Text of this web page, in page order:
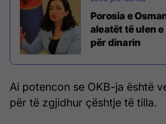
Porosia e
aleatët të ulen
për dinarin
Ai potencon se OKB-ja është
për të zgjidhur çështje të tilla.